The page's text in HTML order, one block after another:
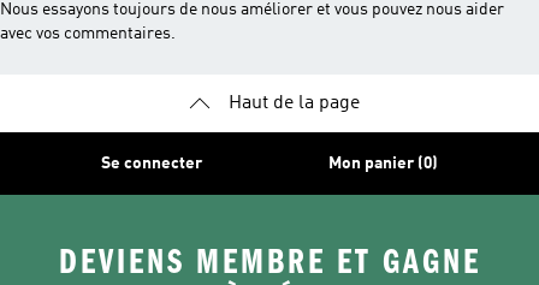
Nous essayons toujours de nous améliorer et vous pouvez nous aider
avec vos commentaires.
Haut de la page
Se connecter Mon panier (0)
DEVIENS MEMBRE ET GAGNE